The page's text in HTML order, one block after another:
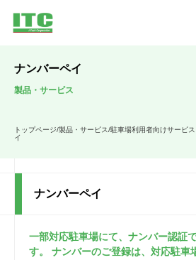
ナンバーペイ
製品・サービス
トップページ/製品・サービス/駐車場利用者向けサービス
イ
ナンバーペイ
一部対応駐車場にて、ナンバー認証
す。 ナンバーのご登録は、対応駐車